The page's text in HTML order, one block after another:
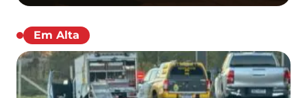
Em Alta